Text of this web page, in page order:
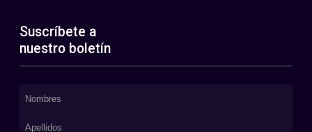
Suscríbete a
nuestro boletín